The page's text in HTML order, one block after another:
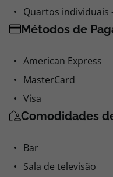
Quartos individuais
Métodos de
American Express
MasterCard
Visa
Comodidades
Bar
Sala de televisão